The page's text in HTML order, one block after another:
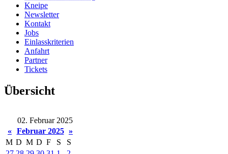
Kneipe
Newsletter
Kontakt
Jobs
Einlasskriterien
Anfahrt
Partner
Tickets
Übersicht
02. Februar 2025
« Februar 2025 »
M D M D F S
S